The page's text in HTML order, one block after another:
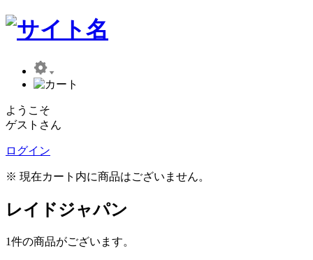
ようこそ
ゲストさん
ログイン
※ 現在カート内に商品はございません。
レイドジャパン
1件の商品がございます。